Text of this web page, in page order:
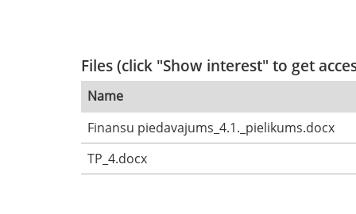
Files (click "Show interest" to get
Name
Finansu piedavajums_4.1._pielikums.docx
TP_4.docx